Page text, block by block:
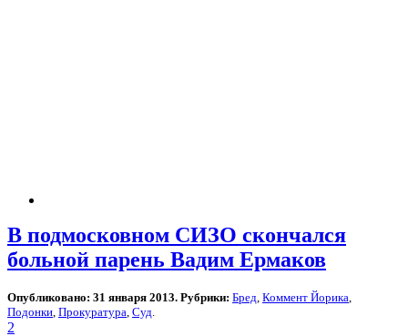
В подмосковном СИЗО скончался
больной парень Вадим Ермаков
Опубликовано: 31 января 2013. Рубрики: Бред Коммент Йорика
Подонки Прокуратура Суд
2